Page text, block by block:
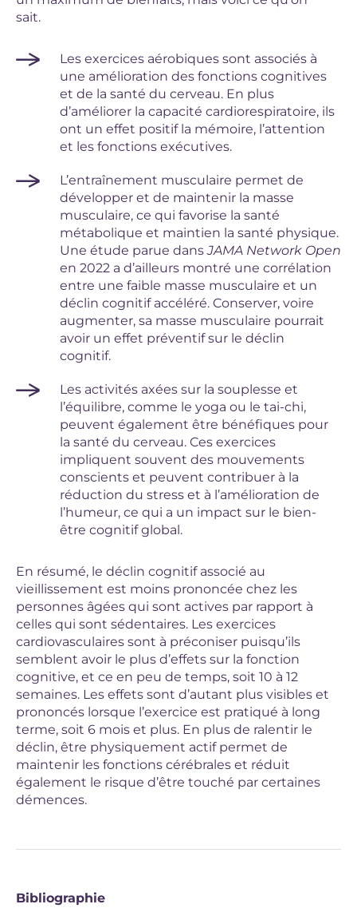
sait.
Les exercices aérobiques sont associés à
une amélioration des fonctions cognitives
et de la santé du cerveau. En plus
d’améliorer la capacité cardiorespiratoire, ils
ont un effet positif la mémoire, l’attention
et les fonctions exécutives.
L’entraînement musculaire permet de
développer et de maintenir la masse
musculaire, ce qui favorise la santé
métabolique et maintien la santé physique.
Une étude parue dansJAMA Network Open
en 2022 a d’ailleurs montré une corrélation
entre une faible masse musculaire et un
déclin cognitif accéléré. Conserver, voire
augmenter, sa masse musculaire pourrait
avoir un effet préventif sur le déclin
cognitif.
Les activités axées sur la souplesse et
l’équilibre, comme le yoga ou le tai-chi,
peuvent également être bénéfiques pour
la santé du cerveau. Ces exercices
impliquent souvent des mouvements
conscients et peuvent contribuer à la
réduction du stress et à l’amélioration de
l’humeur, ce qui a un impact sur le bien-
être cognitif global.
En résumé, le déclin cognitif associé au
vieillissement est moins prononcée chez les
personnes âgées qui sont actives par rapport à
celles qui sont sédentaires. Les exercices
cardiovasculaires sont à préconiser puisqu’ils
semblent avoir le plus d’effets sur la fonction
cognitive, et ce en peu de temps, soit 10 à 12
semaines. Les effets sont d’autant plus visibles et
prononcés lorsque l’exercice est pratiqué à long
terme, soit 6 mois et plus. En plus de ralentir le
déclin, être physiquement actif permet de
maintenir les fonctions cérébrales et réduit
également le risque d’être touché par certaines
démences.
Bibliographie